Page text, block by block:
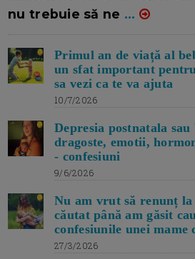
nu trebuie să ne ...
Primul an de viață al
un sfat important
sa vezi ca te va ajuta
10/7/2026
Depresia postnatala
dragoste, emotii,
- confesiuni
9/6/2026
Nu am vrut să renunț
căutat până am găsit
confesiunile unei mame
27/3/2026